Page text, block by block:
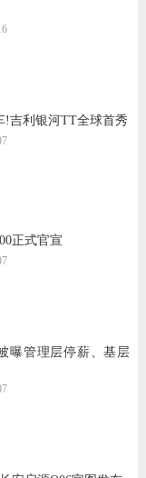
!吉利银河TT全球首秀
正式官宣
曝管理层停薪、基层